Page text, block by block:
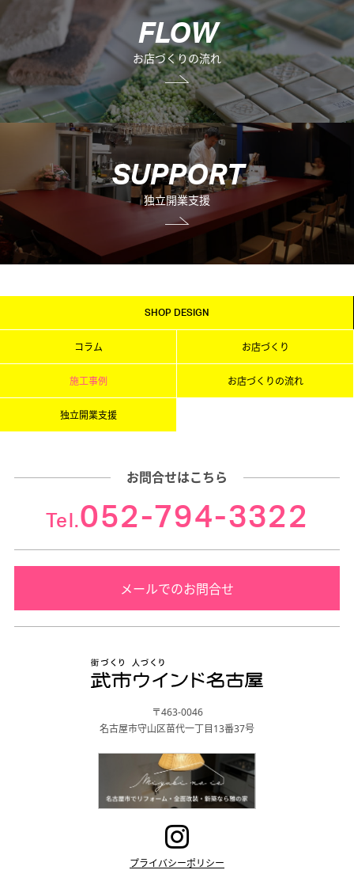
FLOW
お店づくりの流れ
SUPPORT
独立開業支援
SHOP DESIGN
コラム お店づくり
施工事例 お店づくりの流れ
独立開業支援
お問合せはこちら
Tel.052-794-3322
メールでのお問合せ
〒463-0046
名古屋市守山区苗代一丁目13番37号
プライバシーポリシー